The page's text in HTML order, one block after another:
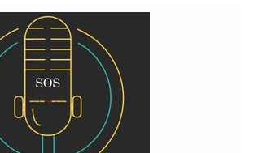
gjest for å snakke om behovet for
hva både tradisjonelle og
medier mangler, og utfordringene som
å drive et nettsted som ikke
sensasjonalisere nyheter.